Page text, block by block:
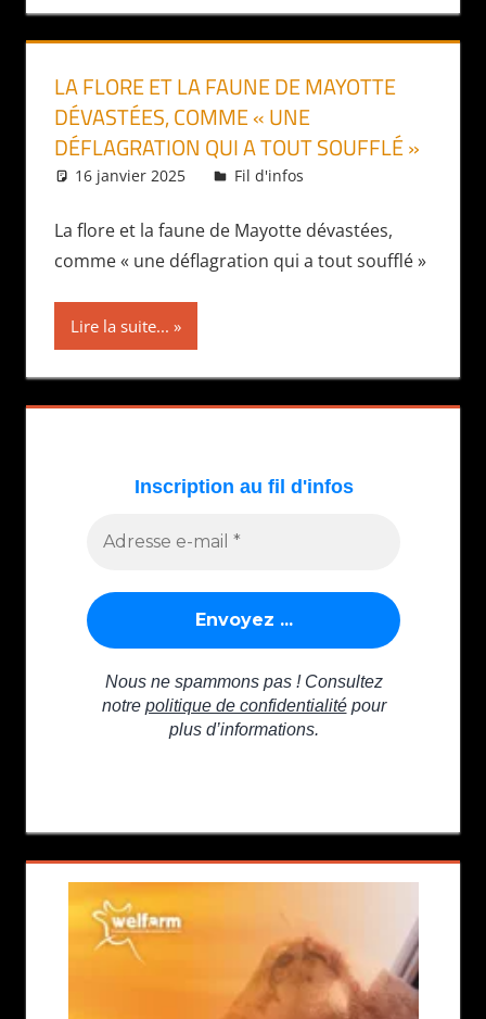
LA FLORE ET LA FAUNE DE MAYOTTE
DÉVASTÉES, COMME « UNE
DÉFLAGRATION QUI A TOUT SOUFFLÉ »
16 janvier 2025 Daniel
Fil d'infos
La flore et la faune de Mayotte dévastées,
comme « une déflagration qui a tout soufflé »
Lire la suite...